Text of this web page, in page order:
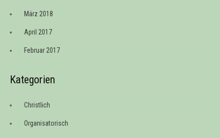
März 2018
April 2017
Februar 2017
Kategorien
Christlich
Organisatorisch